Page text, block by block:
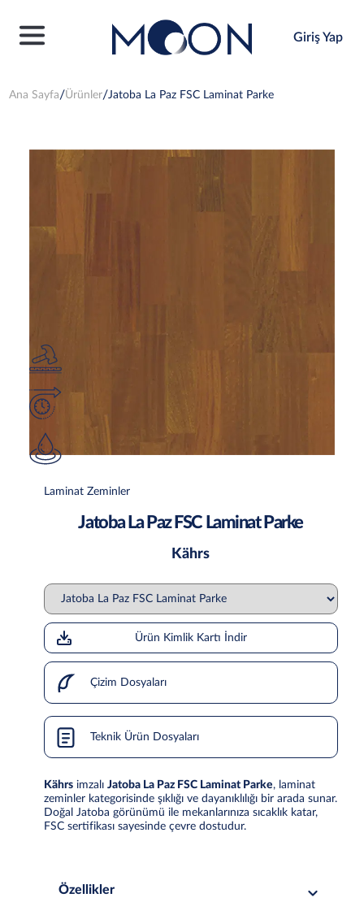
Giriş Yap
Ana Sayfa Ürünler Jatoba La Paz FSC Laminat Parke
Laminat Zeminler
Jatoba La Paz FSC Laminat Parke
Kährs
Ürün Kimlik Kartı İndir
Çizim Dosyaları
Teknik Ürün Dosyaları
Kährsimzalı Jatoba La Paz FSC Laminat Parke, laminat
zeminler kategorisinde şıklığı ve dayanıklılığı bir arada sunar.
Doğal Jatoba görünümü ile mekanlarınıza sıcaklık katar,
FSC sertifikası sayesinde çevre dostudur.
Özellikler